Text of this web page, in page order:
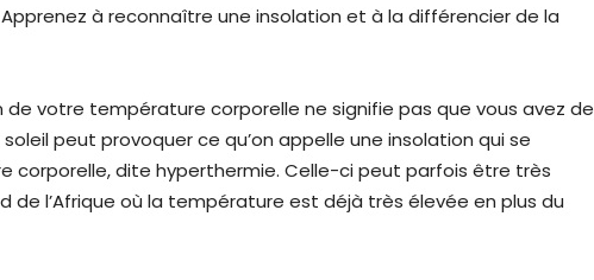
à reconnaître une insolation et à la différencier de la
votre température corporelle ne signifie pas que vous avez de
peut provoquer ce qu’on appelle une insolation qui se
corporelle, dite hyperthermie. Celle-ci peut parfois être très
de l’Afrique où la température est déjà très élevée en plus du